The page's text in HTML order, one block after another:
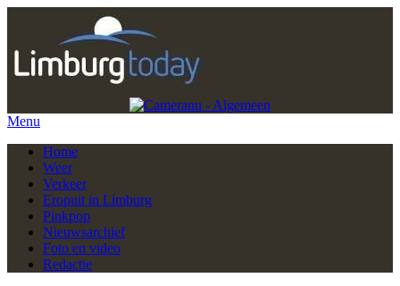
Menu
Home
Weer
Verkeer
Eropuit in Limburg
Pinkpop
Nieuwsarchief
Foto en video
Redactie